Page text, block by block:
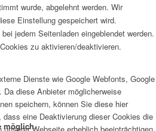
wurde, abgelehnt werden. Wir
Einstellung gespeichert wird.
jedem Seitenladen eingeblendet werden.
zu aktivieren/deaktivieren.
Dienste wie Google Webfonts, Google
Da diese Anbieter möglicherweise
speichern, können Sie diese hier
eine Deaktivierung dieser Cookies die
möglich.